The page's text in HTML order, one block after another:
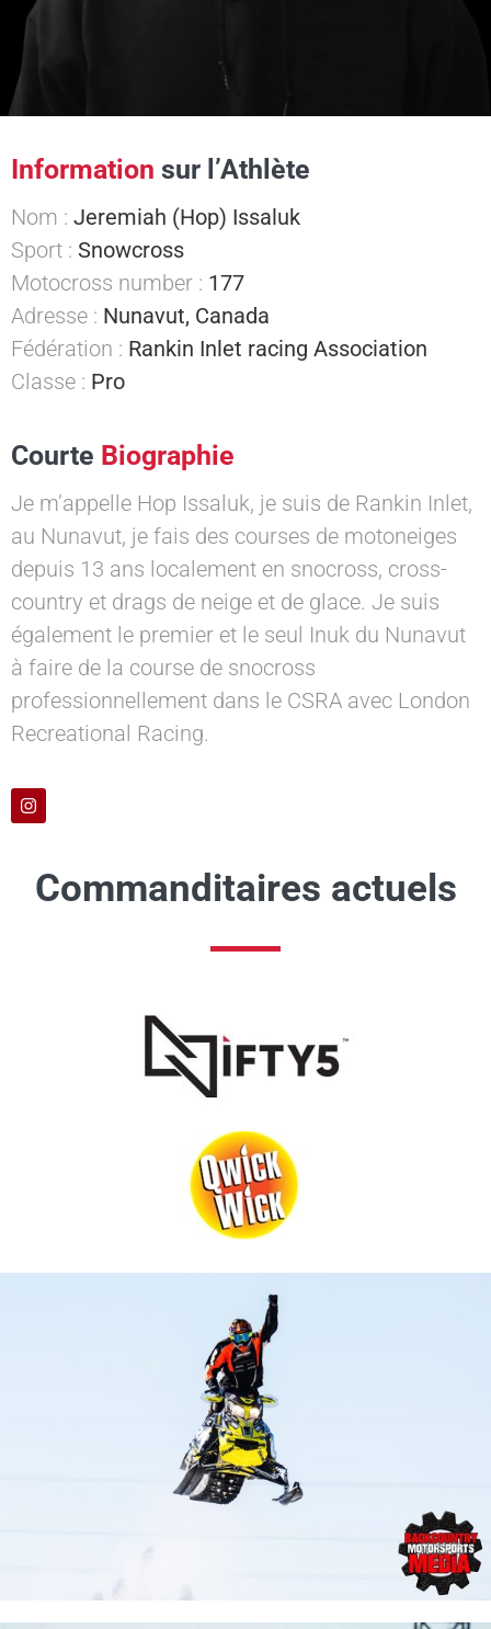
Information sur l’Athlète
Nom : Jeremiah (Hop) Issaluk
Sport : Snowcross
Motocross number : 177
Adresse : Nunavut, Canada
Fédération : Rankin Inlet racing Association
Classe : Pro
Courte Biographie
Je m’appelle Hop Issaluk, je suis de Rankin Inlet,
au Nunavut, je fais des courses de motoneiges
depuis 13 ans localement en snocross, cross-
country et drags de neige et de glace. Je suis
également le premier et le seul Inuk du Nunavut
à faire de la course de snocross
professionnellement dans le CSRA avec London
Recreational Racing.
Commanditaires actuels